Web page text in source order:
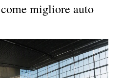
migliore auto